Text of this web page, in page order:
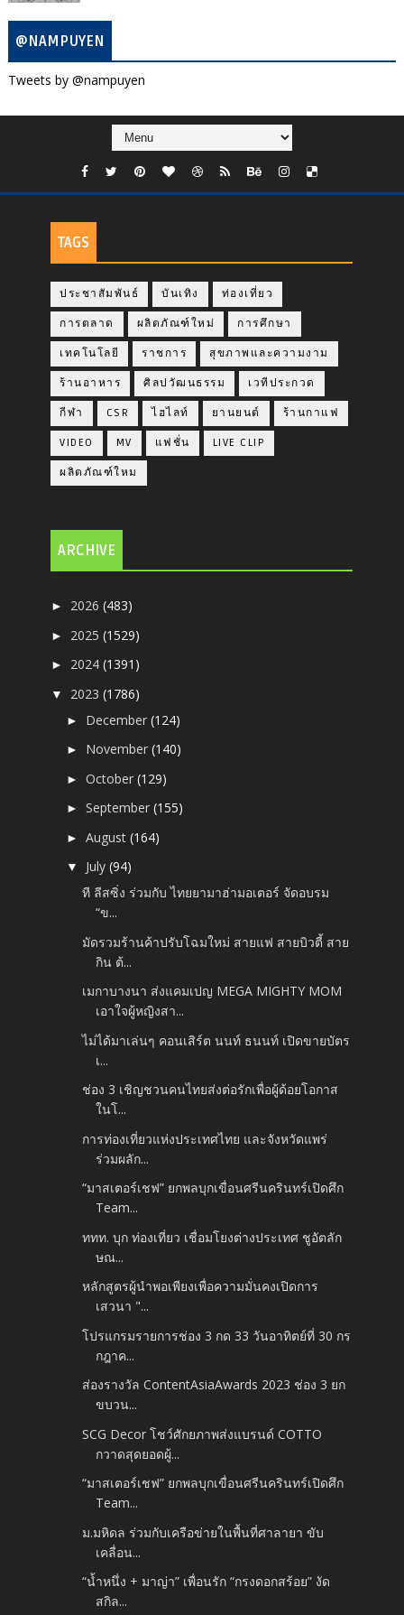
@NAMPUYEN
Tweets by @nampuyen
TAGS
ประชาสัมพันธ์ บันเทิง ท่องเที่ยว
การตลาด ผลิตภัณฑ์ใหม่ การศึกษา
เทคโนโลยี ราชการ สุขภาพและความงาม
ร้านอาหาร ศิลปวัฒนธรรม เวทีประกวด
กีฬา CSR ไฮไลท์ ยานยนต์ ร้านกาแฟ
VIDEO MV แฟชั่น LIVE CLIP
ผลิตภัณฑ์ใหม
ARCHIVE
► 2026(483)
► 2025(1529)
► 2024(1391)
▼ 2023(1786)
► December(124)
► November(140)
►October(129)
►September(155)
►August(164)
▼ July(94)
ที ลีสซิ่ง ร่วมกับ ไทยยามาฮ่ามอเตอร์ จัดอบรม
“ข...
มัดรวมร้านค้าปรับโฉมใหม่ สายแฟ สายบิวตี้ สาย
กิน ต้...
เมกาบางนา ส่งแคมเปญ MEGA MIGHTY MOM
เอาใจผู้หญิงสา...
ไม่ได้มาเล่นๆ คอนเสิร์ต นนท์ ธนนท์ เปิดขายบัตร
เ...
ช่อง 3 เชิญชวนคนไทยส่งต่อรักเพื่อผู้ด้อยโอกาส
ในโ...
การท่องเที่ยวแห่งประเทศไทย และจังหวัดแพร่
ร่วมผลัก...
“มาสเตอร์เชฟ” ยกพลบุกเขื่อนศรีนครินทร์เปิดศึก
Team...
ททท. บุก ท่องเที่ยว เชื่อมโยงต่างประเทศ ชูอัตลัก
ษณ...
หลักสูตรผู้นำพอเพียงเพื่อความมั่นคงเปิดการ
เสวนา "...
โปรแกรมรายการช่อง 3 กด 33 วันอาทิตย์ที่ 30 กร
กฎาค...
ส่องรางวัล ContentAsiaAwards 2023 ช่อง 3 ยก
ขบวน...
SCG Decor โชว์ศักยภาพส่งแบรนด์ COTTO
กวาดสุดยอดผู้...
“มาสเตอร์เชฟ” ยกพลบุกเขื่อนศรีนครินทร์เปิดศึก
Team...
ม.มหิดล ร่วมกับเครือข่ายในพื้นที่ศาลายา ขับ
เคลื่อน...
“น้ำหนึ่ง + มาญ่า” เพื่อนรัก “กรงดอกสร้อย” งัด
สกิล...